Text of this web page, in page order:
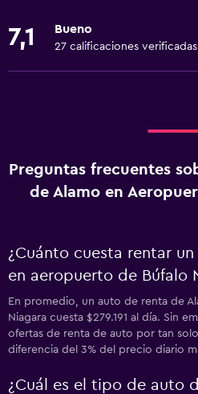
7,1 Bueno
27 calificaciones verificadas
Preguntas frecuentes
de Alamo en
¿Cuánto cuesta rentar
en aeropuerto de Búfalo
En promedio, un auto de renta de
Niagara cuesta $279.191 al día. Sin
ofertas de renta de auto por tan
diferencia del 3% del precio diario
¿Cuál es el tipo de auto